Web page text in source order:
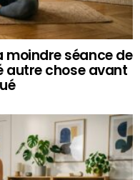
moindre séance de
autre chose avant